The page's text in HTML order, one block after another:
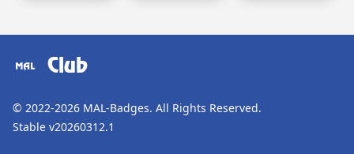
Club
© 2022-2026 MAL-Badges. All Rights Reserved.
Stable v20260312.1